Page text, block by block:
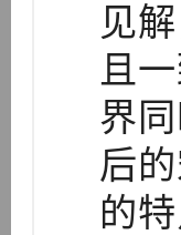
见
且
界
后
的